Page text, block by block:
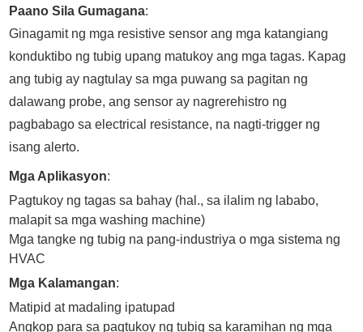
Paano Sila Gumagana:
Ginagamit ng mga resistive sensor ang mga katangiang
konduktibo ng tubig upang matukoy ang mga tagas. Kapag
ang tubig ay nagtulay sa mga puwang sa pagitan ng
dalawang probe, ang sensor ay nagrerehistro ng
pagbabago sa electrical resistance, na nagti-trigger ng
isang alerto.
Mga Aplikasyon:
Pagtukoy ng tagas sa bahay (hal., sa ilalim ng lababo,
malapit sa mga washing machine)
Mga tangke ng tubig na pang-industriya o mga sistema ng
HVAC
Mga Kalamangan:
Matipid at madaling ipatupad
Angkop para sa pagtukoy ng tubig sa karamihan ng mga